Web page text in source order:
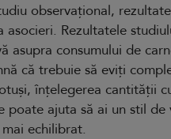
observațional,
asocieri. Rezultatele
asupra consumului de
că trebuie să eviți
înțelegerea cantității
poate ajuta să ai un stil de
echilibrat.